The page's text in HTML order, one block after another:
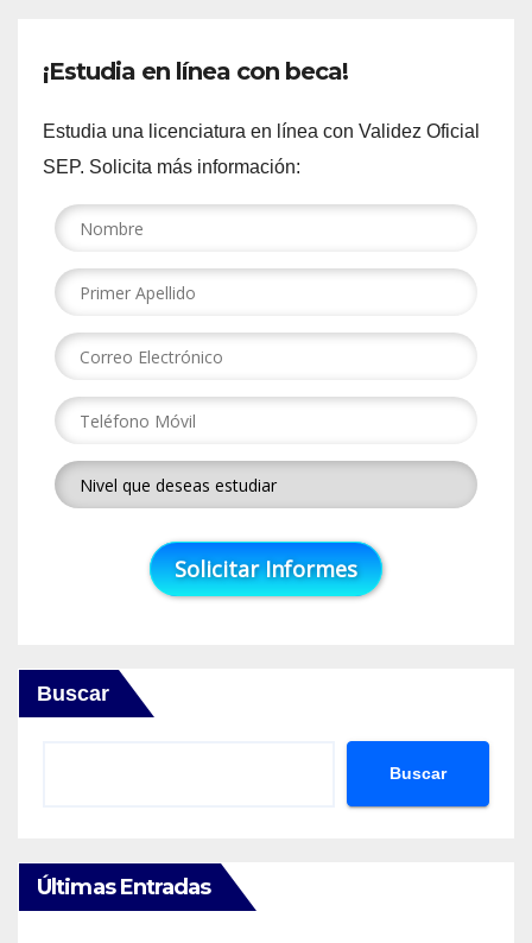
¡Estudia en línea con beca!
Estudia una licenciatura en línea con Validez Oficial
SEP. Solicita más información:
Buscar
Buscar
Últimas Entradas